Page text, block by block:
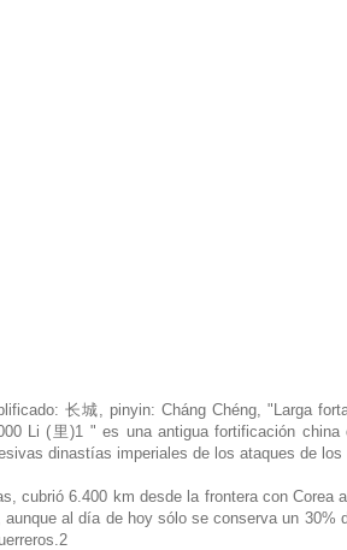
长城, pinyin: Cháng Chéng, "Larga
Li (里)1 " es una antigua fortificación
dinastías imperiales de los ataques de
cubrió 6.400 km desde la frontera con
al día de hoy sólo se conserva un